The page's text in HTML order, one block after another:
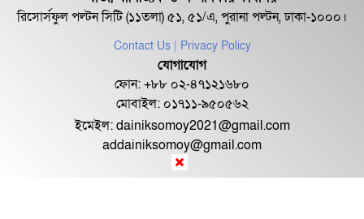
পারেনি রাজনৈতিক...
জাতীয় ঐকমত্য কমিশনের দ্বিতীয় ধাপের
মুলতবি সংলাপ শু...
জুলাই মাসের মধ্যেই ‘জুলাই সনদ’: আলী
রিসোর্সফুল পল্টন সিটি (১১তলা) ৫১, ৫১/এ, পুরানা পল্টন, ঢাকা-১০০০।
Contact Us | Privacy Policy
যোগাযোগ
ফোন: +৮৮ ০২-৪৭১২১৬৮০
মোবাইল: ০১৭১১-৯৫০৫৬২
ইমেইল:dainiksomoy2021@gmail.com
addainiksomoy@gmail.com